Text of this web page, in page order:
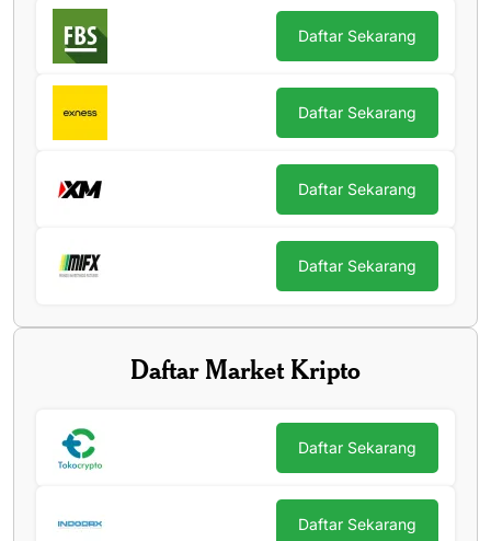
Daftar Sekarang
Daftar Sekarang
Daftar Sekarang
Daftar Sekarang
Daftar Market Kripto
Daftar Sekarang
Daftar Sekarang